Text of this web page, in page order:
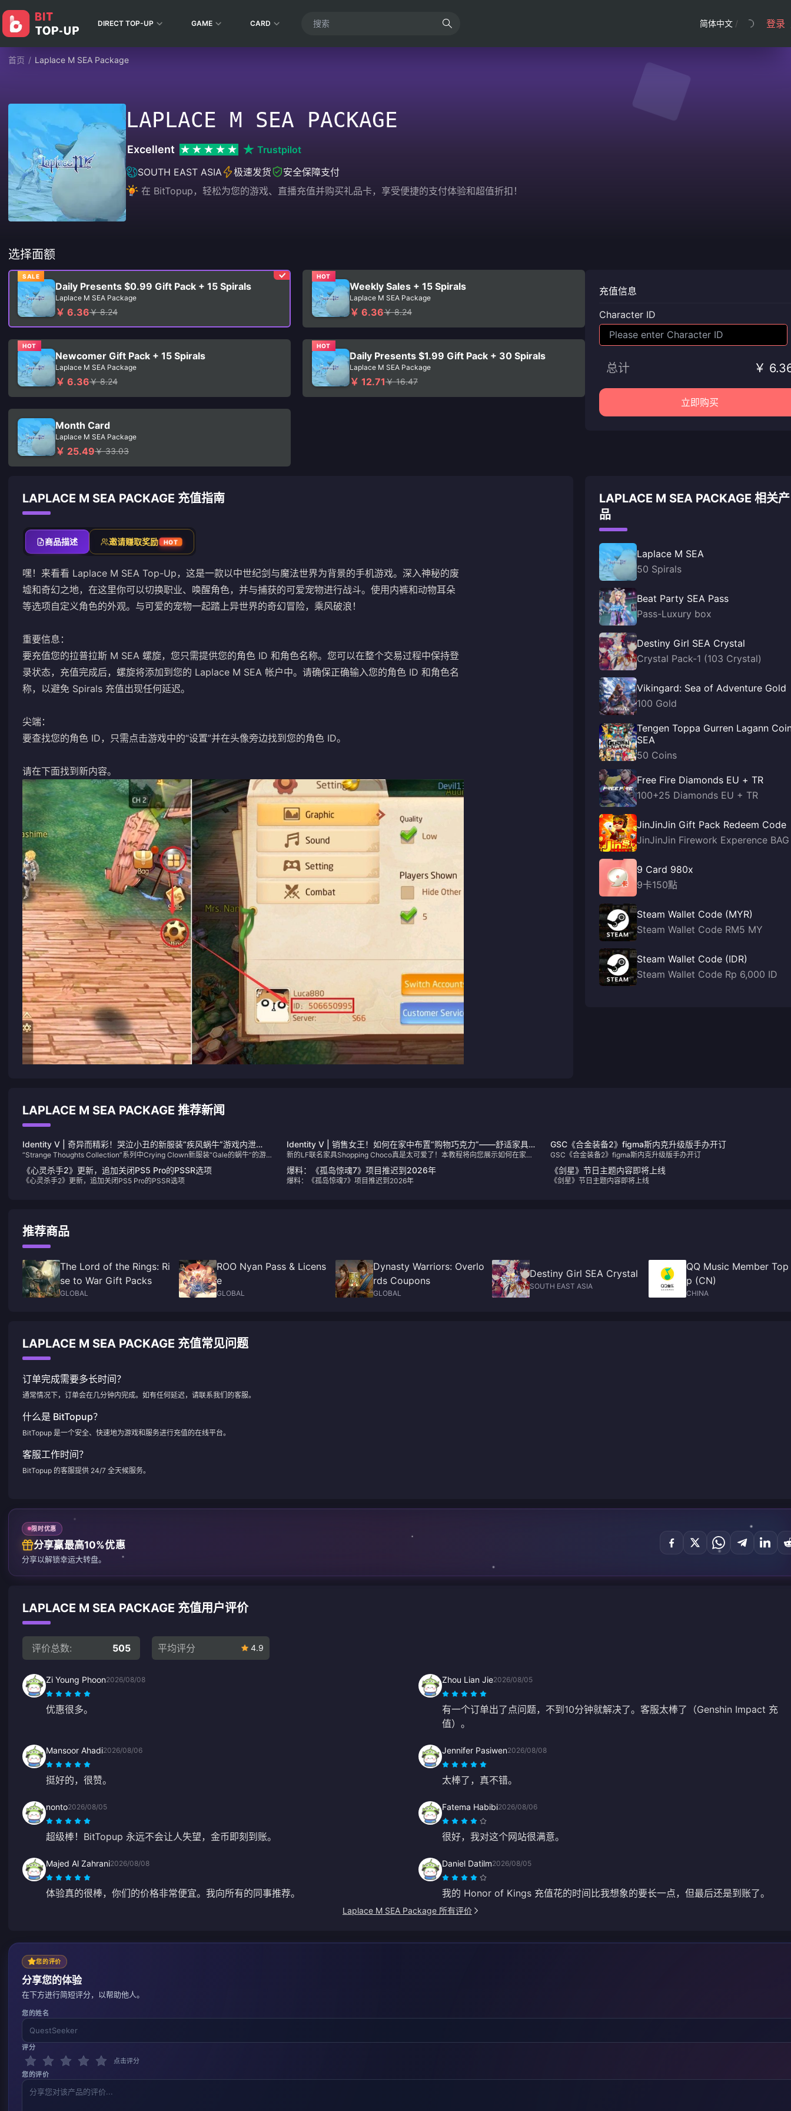
DIRECT TOP-UP GAME CARD 简体中文 / 登录
首页 / Laplace M SEA Package
LAPLACE M SEA PACKAGE
Excellent
Trustpilot
SOUTH EAST ASIA
极速发货
安全保障支付
在 BitTopup，轻松为您的游戏、直播充值并购买礼品卡，享受便捷的支付体验和超值折扣！
选择面额
SALE
Daily Presents $0.99 Gift Pack + 15 Spirals
Laplace M SEA Package
￥ 6.36￥ 8.24
HOT
Weekly Sales + 15 Spirals
Laplace M SEA Package
￥ 6.36￥ 8.24
HOT
Newcomer Gift Pack + 15 Spirals
Laplace M SEA Package
￥ 6.36￥ 8.24
HOT
Daily Presents $1.99 Gift Pack + 30 Spirals
Laplace M SEA Package
￥ 12.71￥ 16.47
Month Card
Laplace M SEA Package
￥ 25.49￥ 33.03
充值信息
Character ID
总计 ￥
立即购买
LAPLACE M SEA PACKAGE 充值指南
商品描述 邀请赚取奖励 HOT
嘿！来看看 Laplace M SEA Top-Up，这是一款以中世纪剑与魔法世界为背景的手机游戏。深入神秘的废
墟和奇幻之地，在这里你可以切换职业、唤醒角色，并与捕获的可爱宠物进行战斗。使用内裤和动物耳朵
等选项自定义角色的外观。与可爱的宠物一起踏上异世界的奇幻冒险，乘风破浪！
重要信息：
要充值您的拉普拉斯 M SEA 螺旋，您只需提供您的角色 ID 和角色名称。您可以在整个交易过程中保持登
录状态，充值完成后，螺旋将添加到您的 Laplace M SEA 帐户中。请确保正确输入您的角色 ID 和角色名
称，以避免 Spirals 充值出现任何延迟。
尖端：
要查找您的角色 ID，只需点击游戏中的“设置”并在头像旁边找到您的角色 ID。
请在下面找到新内容。
LAPLACE M SEA PACKAGE 相关产
品
Laplace M SEA
50 Spirals
Beat Party SEA Pass
Pass-Luxury box
Destiny Girl SEA Crystal
Crystal Pack-1 (103 Crystal)
Vikingard: Sea of Adventure Gold
100 Gold
Tengen Toppa Gurren Lagann
SEA
50 Coins
Free Fire Diamonds EU + TR
100+25 Diamonds EU + TR
JinJinJin Gift Pack Redeem Code
JinJinJin Firework Experence BAG
9 Card 980x
9卡150點
Steam Wallet Code (MYR)
Steam Wallet Code RM5 MY
Steam Wallet Code (IDR)
Steam Wallet Code Rp 6,000 ID
LAPLACE M SEA PACKAGE 推荐新闻
Identity V | 奇异而精彩！哭泣小丑的新服装“疾风蜗牛”游戏内泄
露！
“Strange Thoughts Collection”系列中Crying Clown新服装“Gale的蜗牛”的游
戏内模型终于来了！虽然整体色调比海报显得暗淡，但奇异的设计绝对引人注
目！
Identity V | 销售女王！如何在家中布置“购物巧克力”——舒适家具
堆叠指南
新的LF联名家具Shopping Choco真是太可爱了！本教程将向您展示如何在家中
叠放家具，这样您就可以将单次互动的物品变成类似双人互动的效果！
GSC《合金装备2》figma斯内克升级版手办开订
GSC《合金装备2》figma斯内克升级版手办开订
《心灵杀手2》更新，追加关闭PS5 Pro的PSSR选项
《心灵杀手2》更新，追加关闭PS5 Pro的PSSR选项
爆料：《孤岛惊魂7》项目推迟到2026年
爆料：《孤岛惊魂7》项目推迟到2026年
《剑星》节日主题内容即将上线
《剑星》节日主题内容即将上线
推荐商品
The Lord of the Rings: Ri
se to War Gift Packs
GLOBAL
ROO Nyan Pass & Licens
e
GLOBAL
Dynasty Warriors: Overlo
rds Coupons
GLOBAL
Destiny Girl SEA Crystal
SOUTH EAST ASIA
QQ Music Member Top
p (CN)
CHINA
LAPLACE M SEA PACKAGE 充值常见问题
订单完成需要多长时间？
通常情况下，订单会在几分钟内完成。如有任何延迟，请联系我们的客服。
什么是 BitTopup？
BitTopup 是一个安全、快速地为游戏和服务进行充值的在线平台。
客服工作时间？
BitTopup 的客服提供 24/7 全天候服务。
限时优惠
分享赢最高10%优惠
分享以解锁幸运大转盘。
LAPLACE M SEA PACKAGE 充值用户评价
评价总数: 505 平均评分 4.9
Zi Young Phoon2026/08/08
优惠很多。
Zhou Lian Jie2026/08/05
有一个订单出了点问题，不到10分钟就解决了。客服太棒了（Genshin Impact 充
值）。
Mansoor Ahadi2026/08/06
挺好的，很赞。
Jennifer Pasiwen2026/08/08
太棒了，真不错。
nonto2026/08/05
超级棒！BitTopup 永远不会让人失望，金币即刻到账。
Fatema Habibi2026/08/06
很好，我对这个网站很满意。
Majed Al Zahrani2026/08/08
体验真的很棒，你们的价格非常便宜。我向所有的同事推荐。
Daniel Datilm2026/08/05
我的 Honor of Kings 充值花的时间比我想象的要长一点，但最后还是到账了。
Laplace M SEA Package 所有评价
您的评价
分享您的体验
在下方进行简短评分，以帮助他人。
您的姓名
评分
点击评分
您的评价